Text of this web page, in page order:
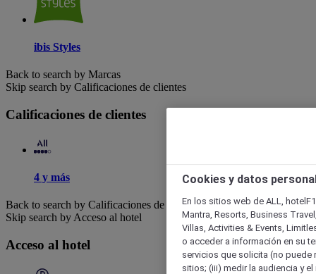
ibis Styles
Back to search by Marcas
Skip search by Calificaciones de clientes
Calificaciones de clientes
4 y más
Back to search by Calificaciones de clientes
Skip search by Acceso al hotel
Acceso al hotel
Cookies y datos
En los sitios web de ALL,
Mantra, Resorts, Business
Villas, Activities & Events,
o acceder a información en su
servicios que solicita (no puede
sitios; (iii) medir la audiencia y